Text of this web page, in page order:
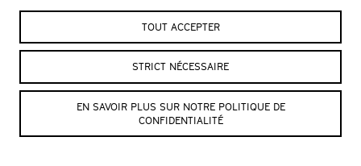
Le Château, CP
1401 Yverdon-les-Bains
Nous contacter :
Billetterie+41 (0)24 423
65 84
Administration
TOUT ACCEPTER
STRICT NÉCESSAIRE
EN SAVOIR PLUS SUR NOTRE POLITIQUE DE
CONFIDENTIALITÉ